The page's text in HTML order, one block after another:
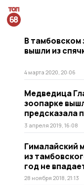
В тамбовском
вышли из
4 марта 2020, 20:06
Медведица
зоопарке
предсказала
3 апреля 2019, 16:08
Гималайский
из
год не
28 ноября 2018, 21:13